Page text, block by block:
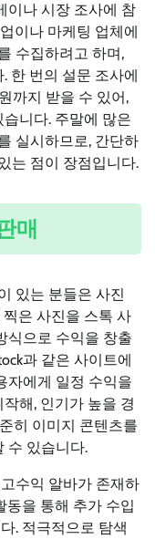
이나 시장 조사에 참
이나 마케팅 업체에
수집하려고 하며,
한 번의 설문 조사에
까지 받을 수 있어,
니다. 주말에 많은
실시하므로, 간단하
는 점이 장점입니다.
매
있는 분들은 사진
은 사진을 스톡 사
식으로 수익을 창출
과 같은 사이트에
자에게 일정 수익을
해, 인기가 높을 경
히 이미지 콘텐츠를
수 있습니다.
수익 알바가 존재하
동을 통해 추가 수입
. 적극적으로 탐색